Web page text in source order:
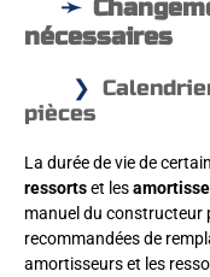
nécessaires
pièces
La durée de vie de
ressortset les
manuel du constructeur
recommandées de
amortisseurs et les